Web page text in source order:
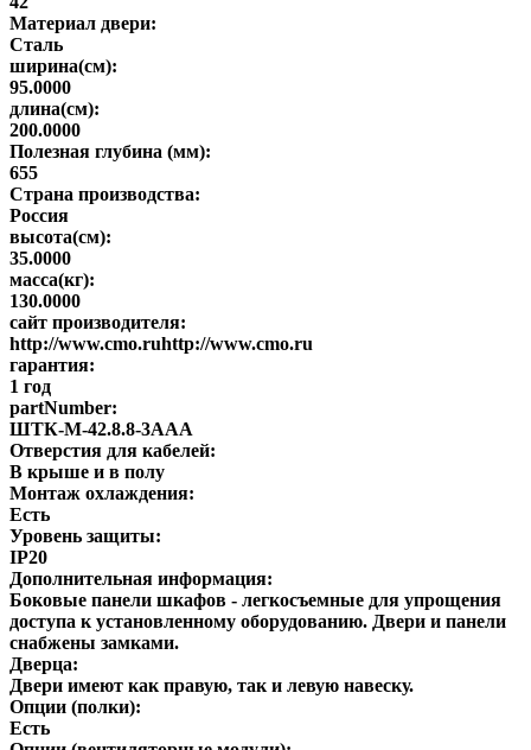
Материал двери:
Сталь
ширина(см):
95.0000
длина(см):
200.0000
Полезная глубина (мм):
655
Страна производства:
Россия
высота(см):
35.0000
масса(кг):
130.0000
сайт производителя:
http://www.cmo.ruhttp://www.cmo.ru
гарантия:
1 год
partNumber:
ШТК-М-42.8.8-3ААА
Отверстия для кабелей:
В крыше и в полу
Монтаж охлаждения:
Есть
Уровень защиты:
IP20
Дополнительная информация:
Боковые панели шкафов - легкосъемные для упрощения
доступа к установленному оборудованию. Двери и панели
снабжены замками.
Дверца:
Двери имеют как правую, так и левую навеску.
Опции (полки):
Есть